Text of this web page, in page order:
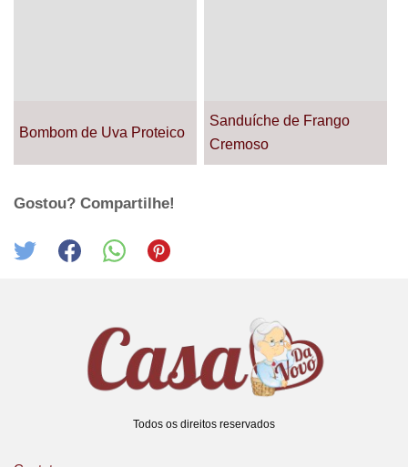
Bombom de Uva Proteico
Sanduíche de Frango
Cremoso
Gostou? Compartilhe!
Todos os direitos reservados